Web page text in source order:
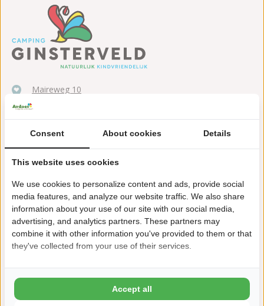
Maireweg 10
+31(0)111651590
Hallenbad mit 40m Rutsche
20 Meter langes Außenbecken
In der Nähe vom Nationalpark Oosterschelde
Kilometerlange Wander- und Fahrradrouten
Consent About cookies Details
This website uses cookies
We use cookies to personalize content and ads, provide social
media features, and analyze our website traffic. We also share
information about your use of our site with our social media,
advertising, and analytics partners. These partners may
combine it with other information you've provided to them or that
they've collected from your use of their services.
Accept all